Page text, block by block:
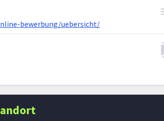
bewerbung/uebersicht/